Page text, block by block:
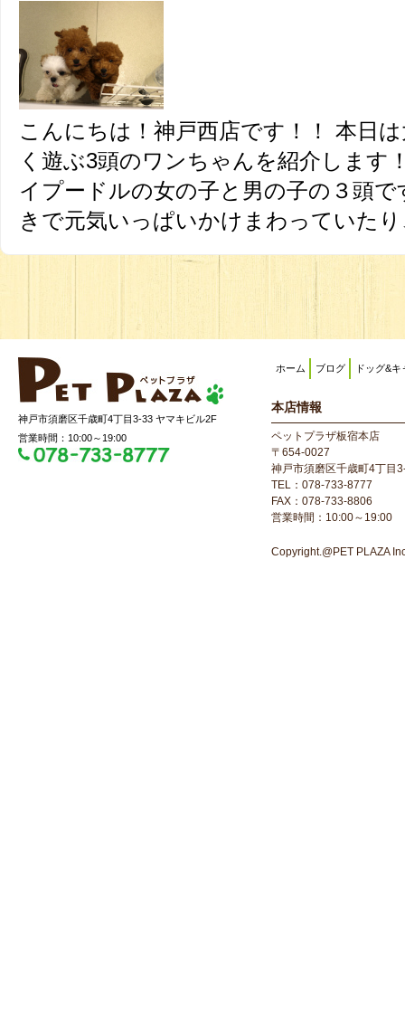
こんにちは！神戸西店です！！ 本日
く遊ぶ3頭のワンちゃんを紹介します
イプードルの女の子と男の子の３頭
きで元気いっぱいかけまわっていた
神戸市須磨区千歳町4丁目3-33 ヤマキビル2F
営業時間：10:00～19:00
ホーム ブログ ドッグ&キ
本店情報
ペットプラザ板宿本店
〒654-0027
神戸市須磨区千歳町4丁目
TEL：078-733-8777
FAX：078-733-8806
営業時間：10:00～19:00
Copyright.@PET PLAZA